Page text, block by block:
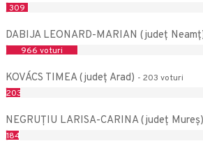
309
DABIJA LEONARD-MARIAN (județ
966 voturi
KOVÁCS TIMEA (județ Arad) - 203 voturi
203
NEGRUŢIU LARISA-CARINA (județ Mureş)
184